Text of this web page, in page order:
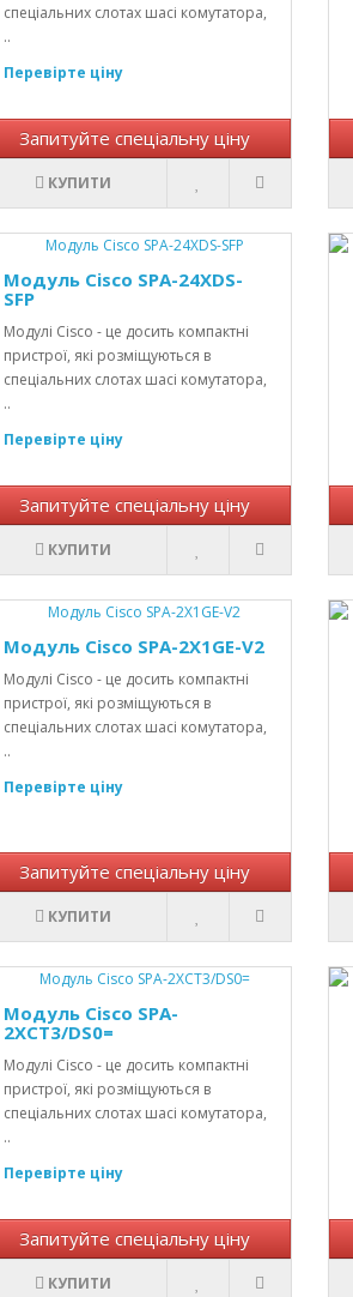
спеціальних слотах шасі комутатора,
..
Перевірте ціну
Запитуйте спеціальну ціну
КУПИТИ
Модуль Cisco SPA-24XDS-
SFP
Модулі Cisco - це досить компактні
пристрої, які розміщуються в
спеціальних слотах шасі комутатора,
..
Перевірте ціну
Запитуйте спеціальну ціну
КУПИТИ
Модуль Cisco SPA-2X1GE-V2
Модулі Cisco - це досить компактні
пристрої, які розміщуються в
спеціальних слотах шасі комутатора,
..
Перевірте ціну
Запитуйте спеціальну ціну
КУПИТИ
Модуль Cisco SPA-
2XCT3/DS0=
Модулі Cisco - це досить компактні
пристрої, які розміщуються в
спеціальних слотах шасі комутатора,
..
Перевірте ціну
Запитуйте спеціальну ціну
КУПИТИ